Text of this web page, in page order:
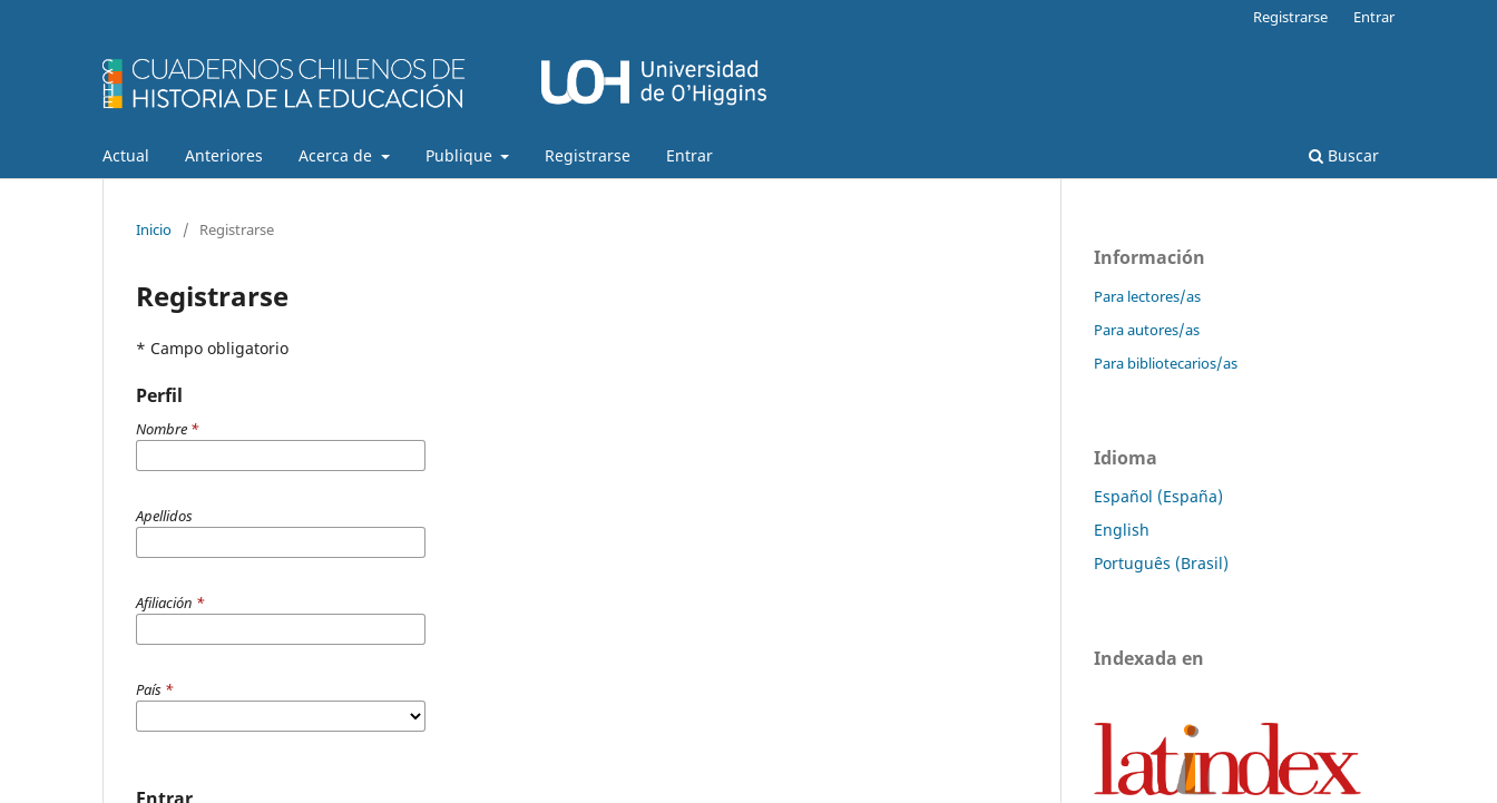
Actual Anteriores Acerca de Publique Registrarse Entrar Buscar
Registrarse Entrar
Inicio / Registrarse
Registrarse
* Campo obligatorio
Perfil
Nombre *
Apellidos
Afiliación *
País *
Información
Para lectores/as
Para autores/as
Para bibliotecarios/as
Idioma
Español (España)
English
Português (Brasil)
Indexada en